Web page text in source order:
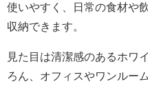
使いやすく、日常の食材や
収納できます。
見た目は清潔感のあるホワ
ろん、オフィスやワンルー